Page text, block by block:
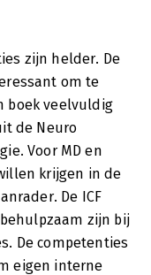
zijn helder. De
om te
boek veelvuldig
de Neuro
Voor MD en
krijgen in de
De ICF
zijn bij
De competenties
eigen interne